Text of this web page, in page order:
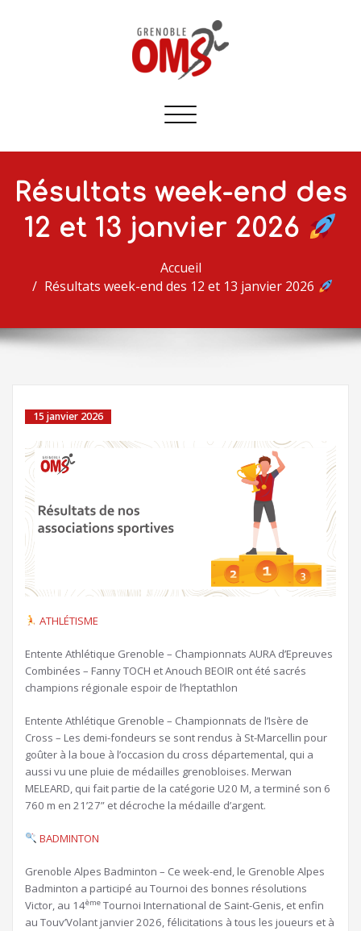
Afficher/masquer
navigation
Résultats week-end des
12 et 13 janvier 2026
Accueil
Résultats week-end des 12 et 13 janvier 2026
15 janvier 2026
ATHLÉTISME
Entente Athlétique Grenoble – Championnats AURA d’Epreuves
Combinées – Fanny TOCH et Anouch BEOIR ont été sacrés
champions régionale espoir de l’heptathlon
Entente Athlétique Grenoble – Championnats de l’Isère de
Cross – Les demi-fondeurs se sont rendus à St-Marcellin pour
goûter à la boue à l’occasion du cross départemental, qui a
aussi vu une pluie de médailles grenobloises. Merwan
MELEARD, qui fait partie de la catégorie U20 M, a terminé son 6
760 m en 21’27” et décroche la médaille d’argent.
BADMINTON
Grenoble Alpes Badminton – Ce week-end, le Grenoble Alpes
Badminton a participé au Tournoi des bonnes résolutions
Victor, au 14ème Tournoi International de Saint-Genis, et enfin
au Touv’Volant janvier 2026, félicitations à tous les joueurs et à